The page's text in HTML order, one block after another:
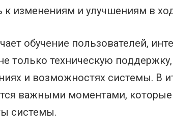
к изменениям и улучшениям в
обучение пользователей,
только техническую
и возможностях системы. В
важными моментами, которые
системы.